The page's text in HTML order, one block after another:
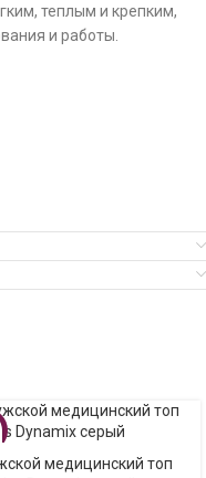
теплым и крепким,
и работы.
медицинский топ